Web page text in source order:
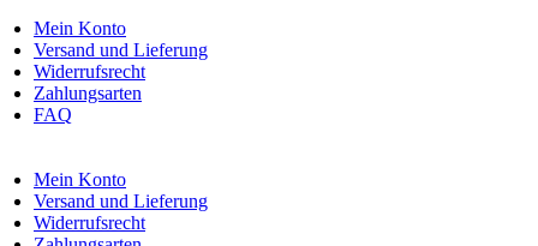
Mein Konto
Versand und Lieferung
Widerrufsrecht
Zahlungsarten
FAQ
Mein Konto
Versand und Lieferung
Widerrufsrecht